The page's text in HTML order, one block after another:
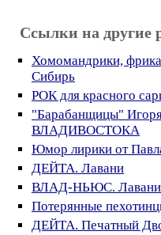
Ссылки на другие
Хомомандрики,
Сибирь
РОК для красного
"Барабанщицы"
ВЛАДИВОСТОКА
Юмор лирики от
ДЕЙТА. Лавани
ВЛАД-НЬЮС. Лавани
Потерянные
ДЕЙТА. Печатный